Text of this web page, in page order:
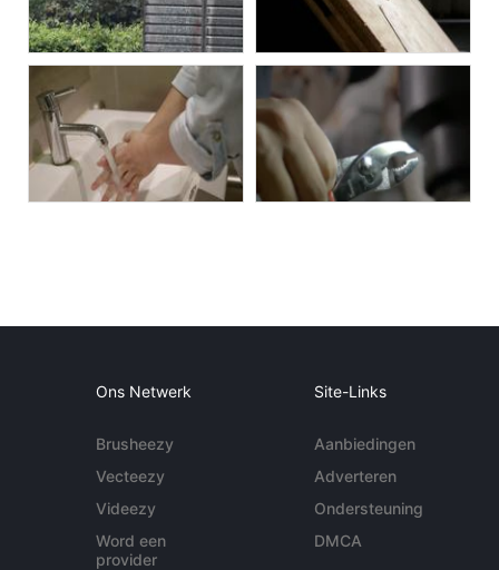
Ons Netwerk
Brusheezy
Vecteezy
Videezy
Word een
provider
Site-Links
Aanbiedingen
Adverteren
Ondersteuning
DMCA